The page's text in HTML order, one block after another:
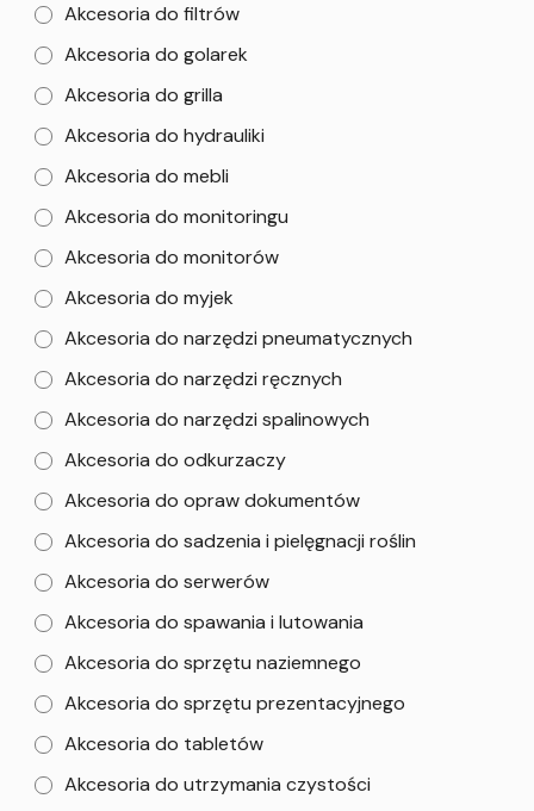
Akcesoria do filtrów
Akcesoria do golarek
Akcesoria do grilla
Akcesoria do hydrauliki
Akcesoria do mebli
Akcesoria do monitoringu
Akcesoria do monitorów
Akcesoria do myjek
Akcesoria do narzędzi pneumatycznych
Akcesoria do narzędzi ręcznych
Akcesoria do narzędzi spalinowych
Akcesoria do odkurzaczy
Akcesoria do opraw dokumentów
Akcesoria do sadzenia i pielęgnacji roślin
Akcesoria do serwerów
Akcesoria do spawania i lutowania
Akcesoria do sprzętu naziemnego
Akcesoria do sprzętu prezentacyjnego
Akcesoria do tabletów
Akcesoria do utrzymania czystości